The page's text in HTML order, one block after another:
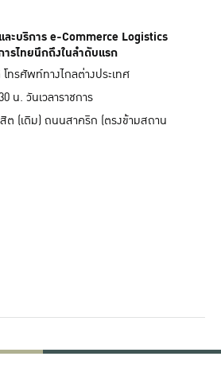
ะบริการ e-Commerce Logistics
รไทยนึกถึงในลำดับแรก
รศัพท์ทางไกลต่างประเทศ
น. วันเวลาราชการ
ต (เดิม) ถนนสาคริก (ตรงข้ามสถาน